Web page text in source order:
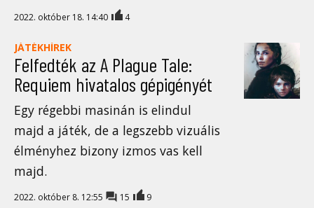
2022. október 18. 14:40 4
JÁTÉKHÍREK
Felfedték az A Plague Tale:
Requiem hivatalos gépigényét
Egy régebbi masinán is elindul
majd a játék, de a legszebb vizuális
élményhez bizony izmos vas kell
majd.
2022. október 8. 12:55 15 9